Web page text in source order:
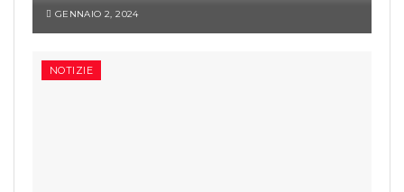
GENNAIO 2, 2024
NOTIZIE